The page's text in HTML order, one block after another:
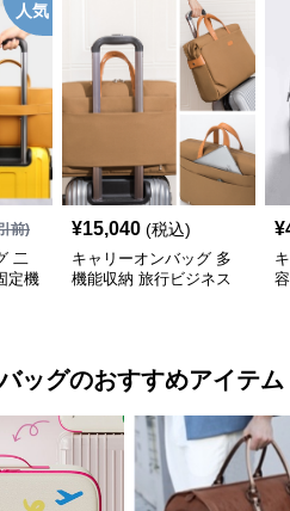
人気
前)
二
定機
¥15,040 (税込)
キャリーオンバッグ 多
機能収納 旅行ビジネス
¥
ッグのおすすめアイテム